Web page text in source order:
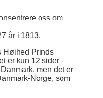
oss om
år i 1813.
Høihed Prinds
er kun 12 sider -
men det er
Norge, som